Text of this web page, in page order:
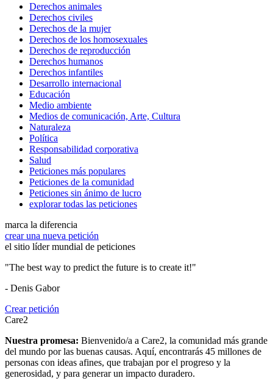
Derechos animales
Derechos civiles
Derechos de la mujer
Derechos de los homosexuales
Derechos de reproducción
Derechos humanos
Derechos infantiles
Desarrollo internacional
Educación
Medio ambiente
Medios de comunicación, Arte, Cultura
Naturaleza
Política
Responsabilidad corporativa
Salud
Peticiones más populares
Peticiones de la comunidad
Peticiones sin ánimo de lucro
explorar todas las peticiones
marca la diferencia
crear una nueva petición
el sitio líder mundial de peticiones
"The best way to predict the future is to create it!"
- Denis Gabor
Crear petición
Care2
Nuestra promesa: Bienvenido/a a Care2, la comunidad más grande
del mundo por las buenas causas. Aquí, encontrarás 45 millones de
personas con ideas afines, que trabajan por el progreso y la
generosidad, y para generar un impacto duradero.